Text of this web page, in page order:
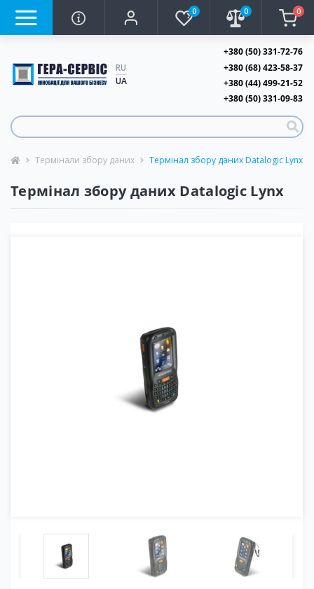
0 0 0
RU
UA
+380 (50) 331-72-76
+380 (68) 423-58-37
+380 (44) 499-21-52
+380 (50) 331-09-83
Термінали збору даних Термінал збору даних Datalogic Lynx
Термінал збору даних Datalogic Lynx